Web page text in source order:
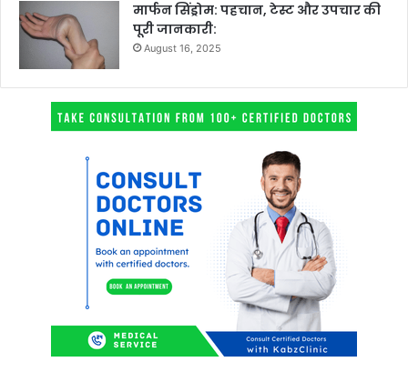
मार्फन सिंड्रोम: पहचान, टेस्ट और उपचार की
पूरी जानकारी:
August 16, 2025